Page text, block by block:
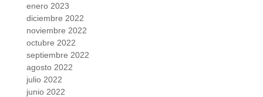
enero 2023
diciembre 2022
noviembre 2022
octubre 2022
septiembre 2022
agosto 2022
julio 2022
junio 2022